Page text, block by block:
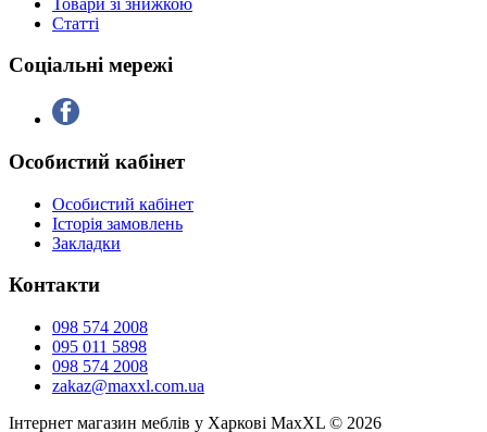
Статті
Соціальні мережі
Особистий кабінет
Особистий кабінет
Історія замовлень
Закладки
Контакти
098 574 2008
095 011 5898
098 574 2008
zakaz@maxxl.com.ua
Інтернет магазин меблів у Харкові MaxXL © 2026